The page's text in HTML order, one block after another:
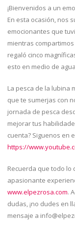
¡Bienvenidos a un
En esta ocasión, nos
emocionantes que
mientras
regaló cinco
esto en medio de
La pesca de la lubina
que te sumerjas con
jornada de pesca
mejorar tus
cuenta? Siguenos en
https://
Recuerda que todo
apasionante
www.elpezrosa.com.
dudas, ¡no dudes en
mensaje a